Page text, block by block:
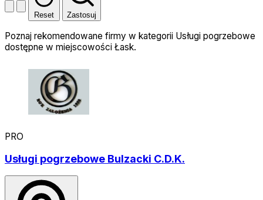
Reset Zastosuj
Poznaj rekomendowane firmy w kategorii Usługi pogrzebowe
dostępne w miejscowości Łask.
PRO
Usługi pogrzebowe Bulzacki C.D.K.